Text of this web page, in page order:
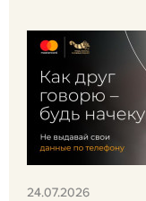
24.07.2026